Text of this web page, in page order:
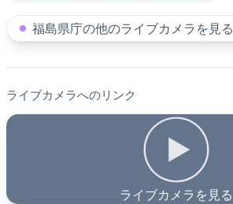
福島県庁の他のライブカメラを見る
ライブカメラへのリンク
ライブカメラを見る